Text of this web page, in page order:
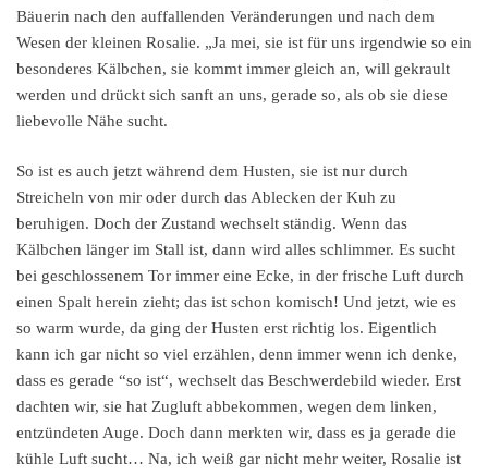
Bäuerin nach den auffallenden Veränderungen und nach dem
Wesen der kleinen Rosalie. „Ja mei, sie ist für uns irgendwie so ein
besonderes Kälbchen, sie kommt immer gleich an, will gekrault
werden und drückt sich sanft an uns, gerade so, als ob sie diese
liebevolle Nähe sucht.
So ist es auch jetzt während dem Husten, sie ist nur durch
Streicheln von mir oder durch das Ablecken der Kuh zu
beruhigen. Doch der Zustand wechselt ständig. Wenn das
Kälbchen länger im Stall ist, dann wird alles schlimmer. Es sucht
bei geschlossenem Tor immer eine Ecke, in der frische Luft durch
einen Spalt herein zieht; das ist schon komisch! Und jetzt, wie es
so warm wurde, da ging der Husten erst richtig los. Eigentlich
kann ich gar nicht so viel erzählen, denn immer wenn ich denke,
dass es gerade “so ist“, wechselt das Beschwerdebild wieder. Erst
dachten wir, sie hat Zugluft abbekommen, wegen dem linken,
entzündeten Auge. Doch dann merkten wir, dass es ja gerade die
kühle Luft sucht… Na, ich weiß gar nicht mehr weiter, Rosalie ist